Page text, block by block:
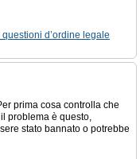
d’ordine legale
prima cosa controlla che
problema è questo,
stato bannato o potrebbe